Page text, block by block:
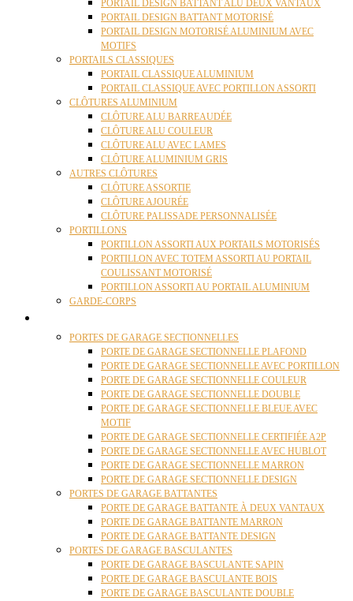
PORTAIL DESIGN BATTANT ALU DEUX VANTAUX
PORTAIL DESIGN BATTANT MOTORISÉ
PORTAIL DESIGN MOTORISÉ ALUMINIUM AVEC
MOTIFS
PORTAILS CLASSIQUES
PORTAIL CLASSIQUE ALUMINIUM
PORTAIL CLASSIQUE AVEC PORTILLON ASSORTI
CLÔTURES ALUMINIUM
CLÔTURE ALU BARREAUDÉE
CLÔTURE ALU COULEUR
CLÔTURE ALU AVEC LAMES
CLÔTURE ALUMINIUM GRIS
AUTRES CLÔTURES
CLÔTURE ASSORTIE
CLÔTURE AJOURÉE
CLÔTURE PALISSADE PERSONNALISÉE
PORTILLONS
PORTILLON ASSORTI AUX PORTAILS MOTORISÉS
PORTILLON AVEC TOTEM ASSORTI AU PORTAIL
COULISSANT MOTORISÉ
PORTILLON ASSORTI AU PORTAIL ALUMINIUM
GARDE-CORPS
PORTES DE GARAGE SECTIONNELLES
PORTE DE GARAGE SECTIONNELLE PLAFOND
PORTE DE GARAGE SECTIONNELLE AVEC PORTILLON
PORTE DE GARAGE SECTIONNELLE COULEUR
PORTE DE GARAGE SECTIONNELLE DOUBLE
PORTE DE GARAGE SECTIONNELLE BLEUE AVEC
MOTIF
PORTE DE GARAGE SECTIONNELLE CERTIFIÉE A2P
PORTE DE GARAGE SECTIONNELLE AVEC HUBLOT
PORTE DE GARAGE SECTIONNELLE MARRON
PORTE DE GARAGE SECTIONNELLE DESIGN
PORTES DE GARAGE BATTANTES
PORTE DE GARAGE BATTANTE À DEUX VANTAUX
PORTE DE GARAGE BATTANTE MARRON
PORTE DE GARAGE BATTANTE DESIGN
PORTES DE GARAGE BASCULANTES
PORTE DE GARAGE BASCULANTE SAPIN
PORTE DE GARAGE BASCULANTE BOIS
PORTE DE GARAGE BASCULANTE DOUBLE